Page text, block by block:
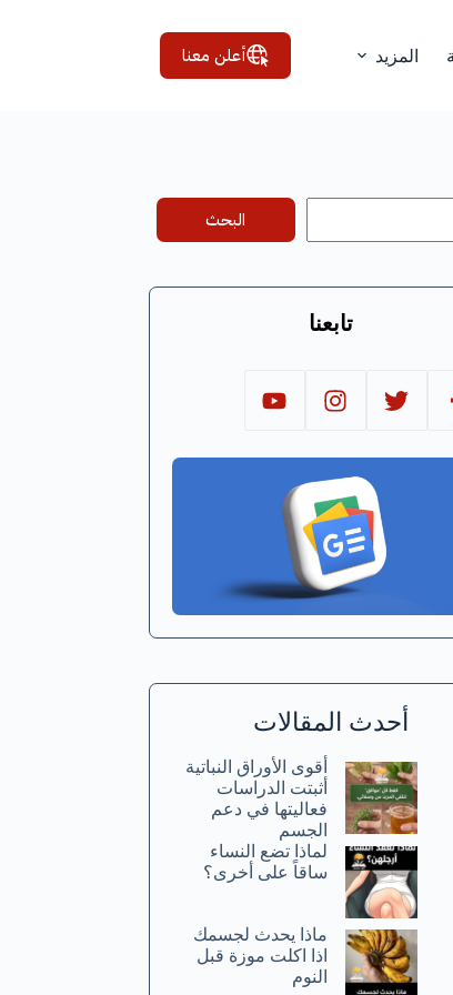
المزيد أعلن معنا
البحث
تابعنا
أحدث المقالات
أقوى الأوراق النباتية
أثبتت الدراسات
فعاليتها في دعم
الجسم
لماذا تضع النساء
ساقاً على أخرى؟
ماذا يحدث لجسمك
اذا اكلت موزة قبل
النوم